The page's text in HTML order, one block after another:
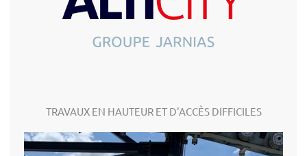
TRAVAUX EN HAUTEUR ET D'ACCÈS DIFFICILES